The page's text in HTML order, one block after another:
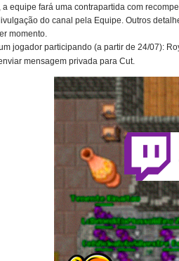
equipe fará uma contrapartida com
do canal pela Equipe. Outros
momento.
jogador participando (a partir de 24/07):
mensagem privada para Cut.